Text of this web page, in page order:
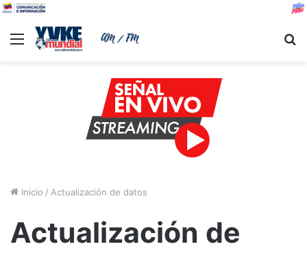
Menu
Inicio / Actualización de datos
Actualización de